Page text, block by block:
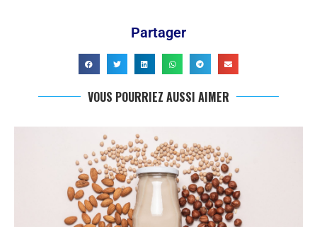
Partager
VOUS POURRIEZ AUSSI AIMER